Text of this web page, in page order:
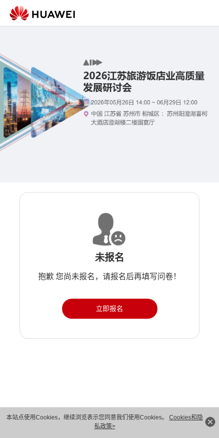
本站点使用Cookies，继续浏览表示您同意我们使用Cookies。 Cookies和隐
私政策>
未报名
抱歉 您尚未报名，请报名后再填写问卷！
立即报名
版权所有 © 华为技术有限公司 1998-2026。 保留一切权利。粤A2-20044005号
隐私保护
法律声明